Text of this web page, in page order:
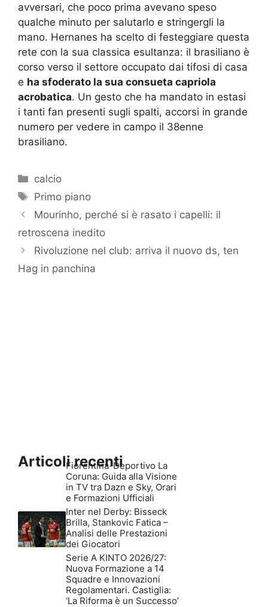
avversari, che poco prima avevano speso
qualche minuto per salutarlo e stringergli la
mano. Hernanes ha scelto di festeggiare questa
rete con la sua classica esultanza: il brasiliano è
corso verso il settore occupato dai tifosi di casa
e ha sfoderato la sua consueta capriola
acrobatica. Un gesto che ha mandato in estasi
i tanti fan presenti sugli spalti, accorsi in grande
numero per vedere in campo il 38enne
brasiliano.
Categorie
calcio
Tag
Primo piano
Mourinho, perché si è rasato i capelli: il
retroscena inedito
Rivoluzione nel club: arriva il nuovo ds, ten
Hag in panchina
Articoli recenti
Fiorentina-Deportivo La
Coruna: Guida alla Visione
in TV tra Dazn e Sky, Orari
e Formazioni Ufficiali
Inter nel Derby: Bisseck
Brilla, Stankovic Fatica –
Analisi delle Prestazioni
dei Giocatori
Serie A KINTO 2026/27:
Nuova Formazione a 14
Squadre e Innovazioni
Regolamentari. Castiglia:
‘La Riforma è un Successo’